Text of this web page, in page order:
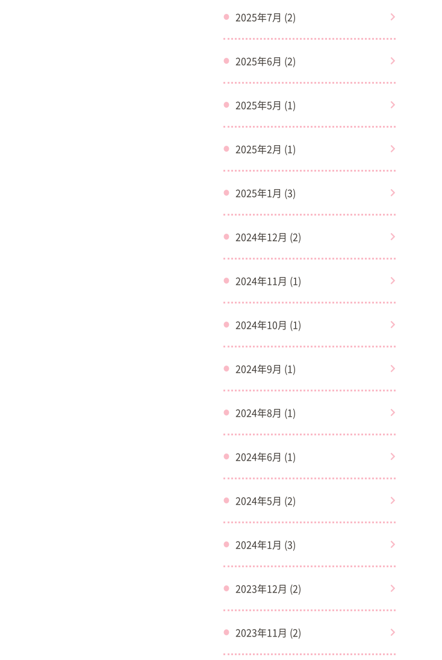
2025年7月 (2)
2025年6月 (2)
2025年5月 (1)
2025年2月 (1)
2025年1月 (3)
2024年12月 (2)
2024年11月 (1)
2024年10月 (1)
2024年9月 (1)
2024年8月 (1)
2024年6月 (1)
2024年5月 (2)
2024年1月 (3)
2023年12月 (2)
2023年11月 (2)